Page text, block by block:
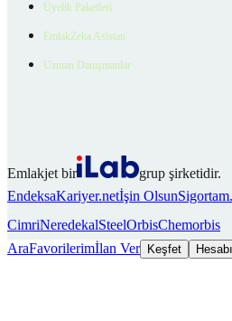
Üyelik Paketleri
EmlakZeka Asistan
Uzman Danışmanlar
Emlakjet bir
grup şirketidir.
EndeksaKariyer.netİşin Olsun
CimriNeredekalSteelOrbisChemorbis
AraFavorilerimİlan Ver Keşfet